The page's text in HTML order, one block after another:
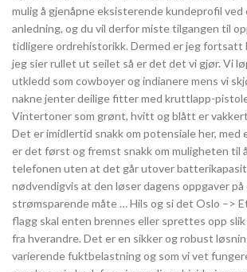
mulig å gjenåpne eksisterende kundeprofil ved
anledning, og du vil derfor miste tilgangen til
tidligere ordrehistorikk. Dermed er jeg fortsatt
jeg sier rullet ut seilet så er det det vi gjør. Vi
utkledd som cowboyer og indianere mens vi
nakne jenter deilige fitter med kruttlapp-
Vintertoner som grønt, hvitt og blått er
Det er imidlertid snakk om potensiale her,
er det først og fremst snakk om muligheten til
telefonen uten at det går utover
nødvendigvis at den løser dagens oppgaver på
strømsparende måte … Hils og si det Oslo –>
flagg skal enten brennes eller sprettes opp
fra hverandre. Det er en sikker og robust
varierende fuktbelastning og som vi vet